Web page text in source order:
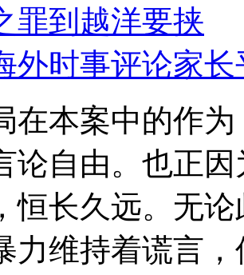
罪到越洋要挟
时事评论家长
在本案中的作
论自由。也正
恒长久远。无
力维持着谎言